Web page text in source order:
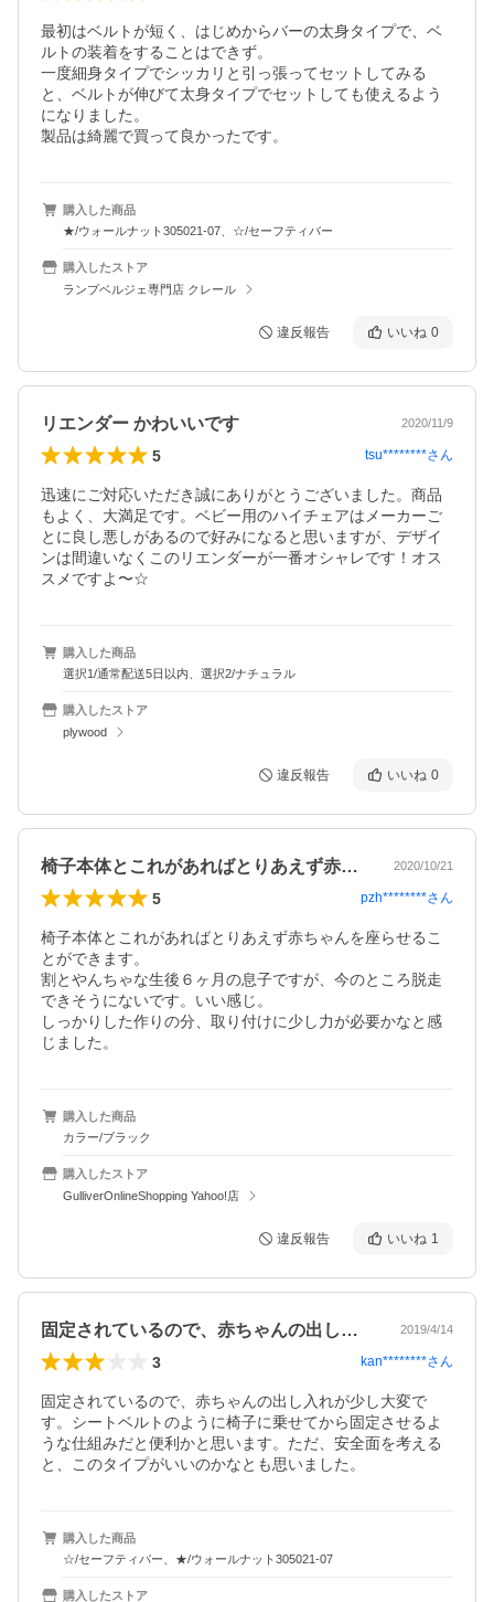
最初はベルトが短く、はじめからバーの太身タイプで、ベ
ルトの装着をすることはできず。
一度細身タイプでシッカリと引っ張ってセットしてみる
と、ベルトが伸びて太身タイプでセットしても使えるよう
になりました。
製品は綺麗で買って良かったです。
購入した商品
★/ウォールナット305021-07、☆/セーフティバー
購入したストア
ランプベルジェ専門店 クレール
違反報告 いいね 0
リエンダー かわいいです 2020/11/9
5 tsu********さん
迅速にご対応いただき誠にありがとうございました。商品
もよく、大満足です。ベビー用のハイチェアはメーカーご
とに良し悪しがあるので好みになると思いますが、デザイ
ンは間違いなくこのリエンダーが一番オシャレです！オス
スメですよ〜☆
購入した商品
選択1/通常配送5日以内、選択2/ナチュラル
購入したストア
plywood
違反報告 いいね 0
椅子本体とこれがあればとりあえず赤ちゃ… 2020/10/21
5 pzh********さん
椅子本体とこれがあればとりあえず赤ちゃんを座らせるこ
とができます。
割とやんちゃな生後６ヶ月の息子ですが、今のところ脱走
できそうにないです。いい感じ。
しっかりした作りの分、取り付けに少し力が必要かなと感
じました。
購入した商品
カラー/ブラック
購入したストア
GulliverOnlineShopping Yahoo!店
違反報告 いいね 1
固定されているので、赤ちゃんの出し入れ… 2019/4/14
3 kan********さん
固定されているので、赤ちゃんの出し入れが少し大変で
す。シートベルトのように椅子に乗せてから固定させるよ
うな仕組みだと便利かと思います。ただ、安全面を考える
と、このタイプがいいのかなとも思いました。
購入した商品
☆/セーフティバー、★/ウォールナット305021-07
購入したストア